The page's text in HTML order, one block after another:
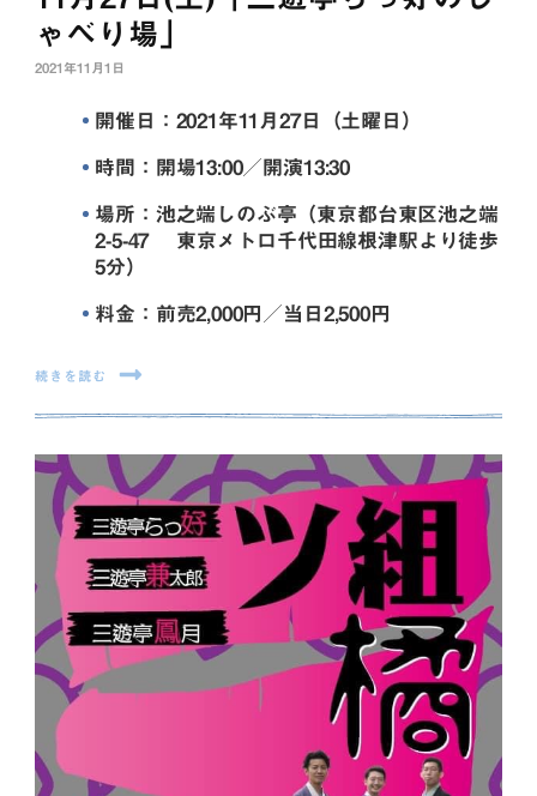
ゃべり場」
2021年11月1日
開催日：2021年11月27日（土曜日）
時間：開場13:00／開演13:30
場所：池之端しのぶ亭（東京都台東区池之端
2-5-47 東京メトロ千代田線根津駅より徒歩
5分）
料金：前売2,000円／当日2,500円
続きを読む